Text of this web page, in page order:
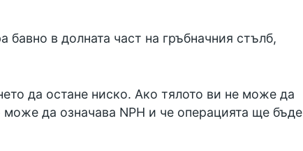
в долната част на гръбначния стълб,
да остане ниско. Ако тялото ви не може да
да означава NPH и че операцията ще бъде